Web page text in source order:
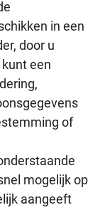
in een
door u
een
of
mogelijk op
aangeeft